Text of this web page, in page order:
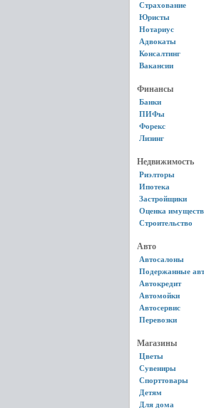
Страхование
Юристы
Нотариус
Адвокаты
Консалтинг
Вакансии
Финансы
Банки
ПИФы
Форекс
Лизинг
Недвижимость
Риэлторы
Ипотека
Застройщики
Оценка
Строительство
Авто
Автосалоны
Подержанные
Автокредит
Автомойки
Автосервис
Перевозки
Магазины
Цветы
Сувениры
Спорттовары
Детям
Для дома